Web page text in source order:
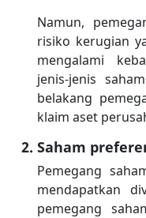
Namun,
risiko kerugian
mengalami
jenis-jenis
belakang
klaim aset
Saham
Pemegang
mendapatkan
pemegang